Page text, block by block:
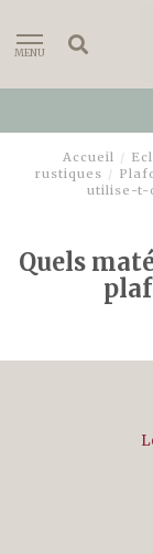
MENU
Accueil /
rustiques /
utilise-t-
Quels